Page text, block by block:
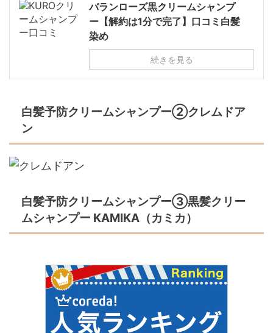
バランローズ黒クリームシャンプ
ー【解約は1分で完了】口コミ白髪
染め
続きを見る
白髪予防クリームシャンプー②クレムドア
ン
白髪予防クリームシャンプー③黒髪クリー
ムシャンプー KAMIKA（カミカ）